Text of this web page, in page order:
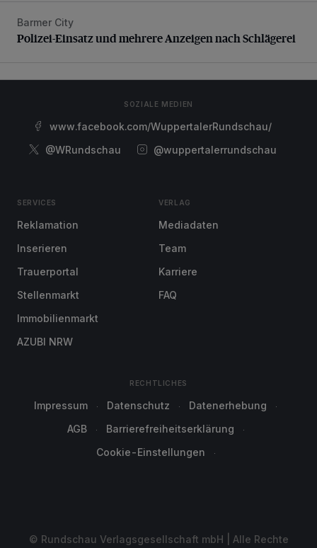
Polizei-Einsatz und mehrere Anzeigen nach Schlägerei
Barmer City
Polizei-Einsatz und mehrere Anzeigen nach Schlägerei
SOZIALE MEDIEN
www.facebook.com/WuppertalerRundschau/
@WRundschau
@wuppertalerrundschau
SERVICES
Reklamation
Inserieren
Trauerportal
Stellenmarkt
Immobilienmarkt
AZUBI NRW
VERLAG
Mediadaten
Team
Karriere
FAQ
RECHTLICHES
Impressum Datenschutz
Datenerhebung
AGB
Barrierefreiheitserklärung
Cookie-Einstellungen
© Rundschau Verlagsgesellschaft mbH | Alle Rechte